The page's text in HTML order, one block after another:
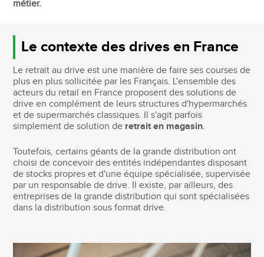
métier.
Le contexte des drives en France
Le retrait au drive est une manière de faire ses courses de
plus en plus sollicitée par les Français. L'ensemble des
acteurs du retail en France proposent des solutions de
drive en complément de leurs structures d'hypermarchés
et de supermarchés classiques. Il s'agit parfois
simplement de solution de retrait en magasin.
Toutefois, certains géants de la grande distribution ont
choisi de concevoir des entités indépendantes disposant
de stocks propres et d'une équipe spécialisée, supervisée
par un responsable de drive. Il existe, par ailleurs, des
entreprises de la grande distribution qui sont spécialisées
dans la distribution sous format drive.